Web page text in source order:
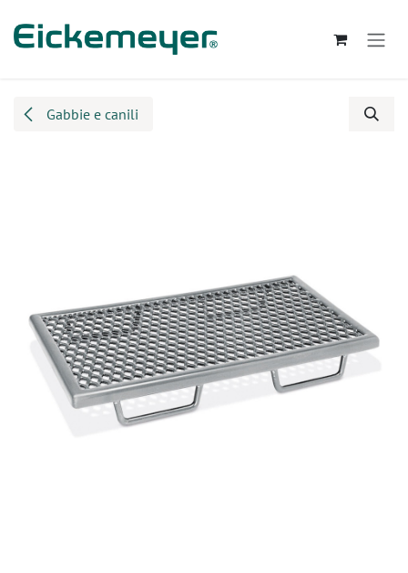
Gabbie e canili